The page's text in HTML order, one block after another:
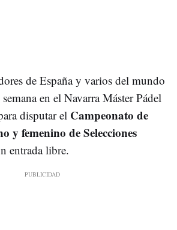
de España y varios del mundo
en el Navarra Máster Pádel
disputar el Campeonato de
y femenino de Selecciones
entrada libre.